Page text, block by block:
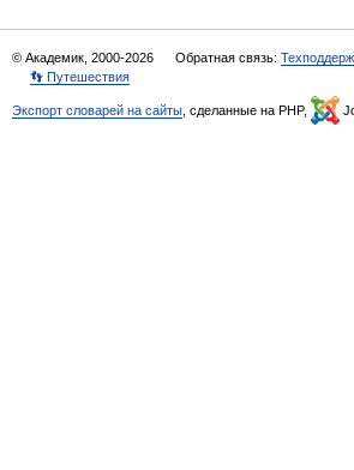
© Академик, 2000-2026 Обратная связь:
👣 Путешествия
Экспорт словарей на сайты , сделанные на PHP,